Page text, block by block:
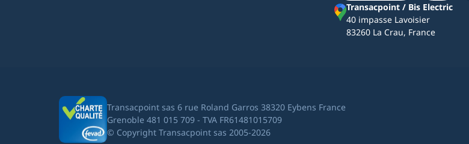
Transacpoint / Bis Electric
40 impasse Lavoisier
83260 La Crau, France
Transacpoint sas 6 rue Roland Garros 38320 Eybens France
Grenoble 481 015 709 - TVA FR61481015709
© Copyright Transacpoint sas 2005-2026